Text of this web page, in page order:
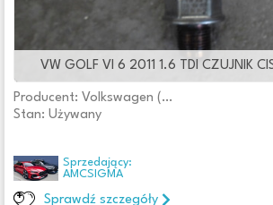
VW GOLF VI 6 2011 1.6 TDI CZUJNIK
Producent: Volkswagen (oryginalne OE)
Stan: Używany
Sprzedający:
AMCSIGMA
Sprawdź szczegóły